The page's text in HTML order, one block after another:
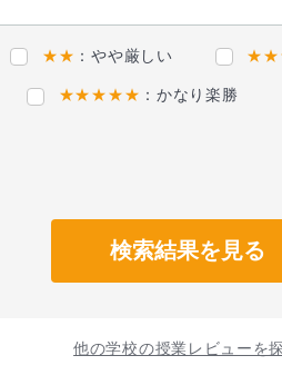
★★ ：やや厳しい
★★★★★ ：かなり楽勝
検索結果を見る
他の学校の授業レビューを